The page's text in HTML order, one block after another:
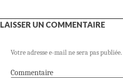
LAISSER UN COMMENTAIRE
Votre adresse e-mail ne sera pas publiée.
Commentaire